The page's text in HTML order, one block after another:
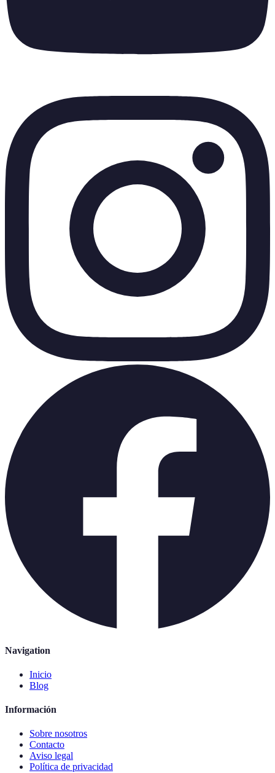
Navigation
Inicio
Blog
Información
Sobre nosotros
Contacto
Aviso legal
Política de privacidad